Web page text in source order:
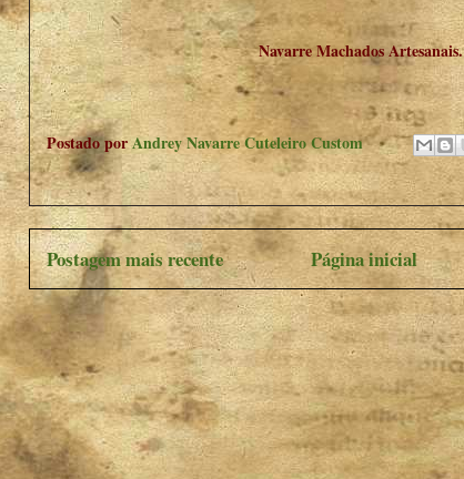
Navarre Machados Artesanais.
Postado porAndrey Navarre Cuteleiro Custom
Postagem mais recente Página inicial